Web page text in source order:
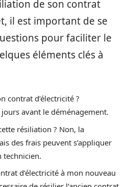
de son contrat
il est important de se
pour faciliter le
éléments clés à
contrat d’électricité ?
avant le déménagement.
résiliation ? Non, la
des frais peuvent s’appliquer
technicien.
d’électricité à mon nouveau